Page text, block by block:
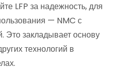
LFP за надежность, для
— NMC с
Это закладывает основу
технологий в